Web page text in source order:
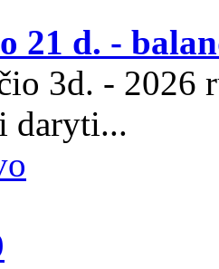
21 d. -
3d. - 2026
daryti...